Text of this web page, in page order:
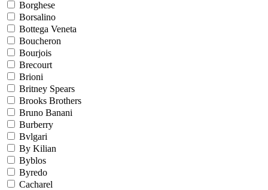
Borghese
Borsalino
Bottega Veneta
Boucheron
Bourjois
Brecourt
Brioni
Britney Spears
Brooks Brothers
Bruno Banani
Burberry
Bvlgari
By Kilian
Byblos
Byredo
Cacharel